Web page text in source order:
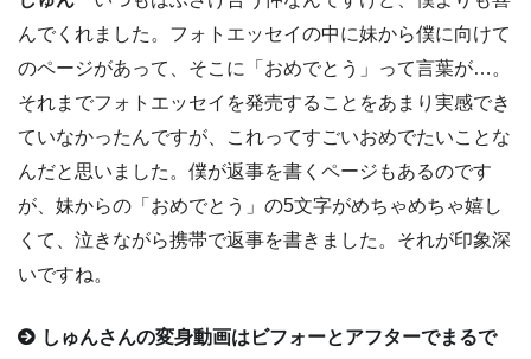
んでくれました。フォトエッセイの中に妹から僕に向けて
のページがあって、そこに「おめでとう」って言葉が…。
それまでフォトエッセイを発売することをあまり実感でき
ていなかったんですが、これってすごいおめでたいことな
んだと思いました。僕が返事を書くページもあるのです
が、妹からの「おめでとう」の5文字がめちゃめちゃ嬉し
くて、泣きながら携帯で返事を書きました。それが印象深
いですね。
しゅんさんの変身動画はビフォーとアフターでまるで